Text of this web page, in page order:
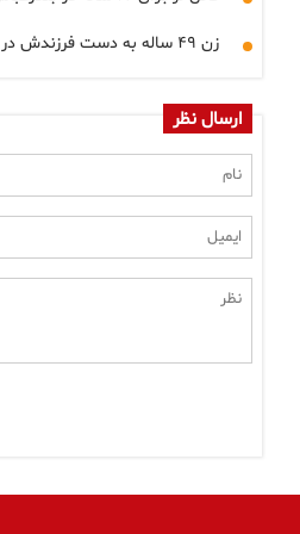
زن ۴۹ ساله به دست فرزندش در خمام به قتل رسید
ارسال نظر